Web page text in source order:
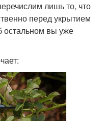
лишь то, что
перед укрытием
остальном вы уже